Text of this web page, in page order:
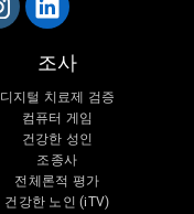
조사
디지털 치료제 검증
컴퓨터 게임
건강한 성인
조종사
전체론적 평가
건강한 노인 (iTV)